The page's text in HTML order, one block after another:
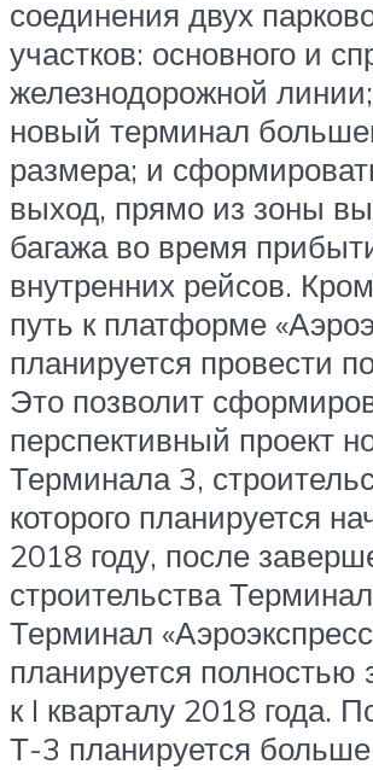
соединения двух
участков: основного и
железнодорожной
новый терминал
размера; и
выход, прямо из зоны
багажа во время
внутренних рейсов.
путь к платформе
планируется провести
Это позволит
перспективный проект
Терминала 3,
которого планируется
2018 году, после
строительства
Терминал
планируется полностью
к I кварталу 2018 года.
Т-3 планируется